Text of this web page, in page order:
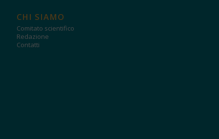
CHI SIAMO
Comitato scientifico
Redazione
Contatti